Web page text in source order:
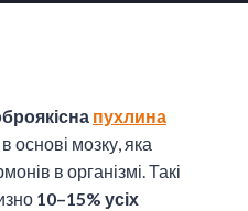
пухлина
основі мозку, яка
в організмі. Такі
10–15% усіх